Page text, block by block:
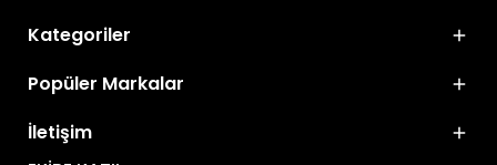
Kategoriler
Popüler Markalar
İletişim